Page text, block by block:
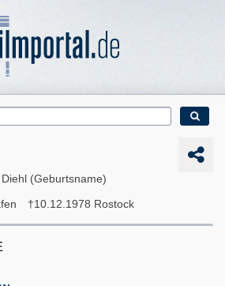
(Geburtsname)
10.12.1978 Rostock